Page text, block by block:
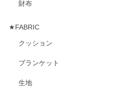
財布
★FABRIC
クッション
ブランケット
生地